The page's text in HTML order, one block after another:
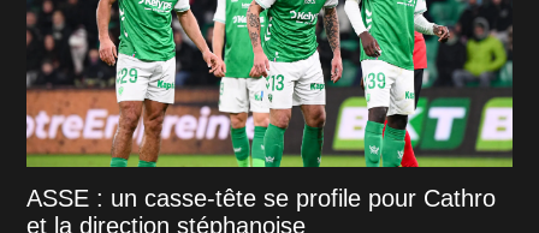
ASSE : un casse-tête se profile pour Cathro
et la direction stéphanoise